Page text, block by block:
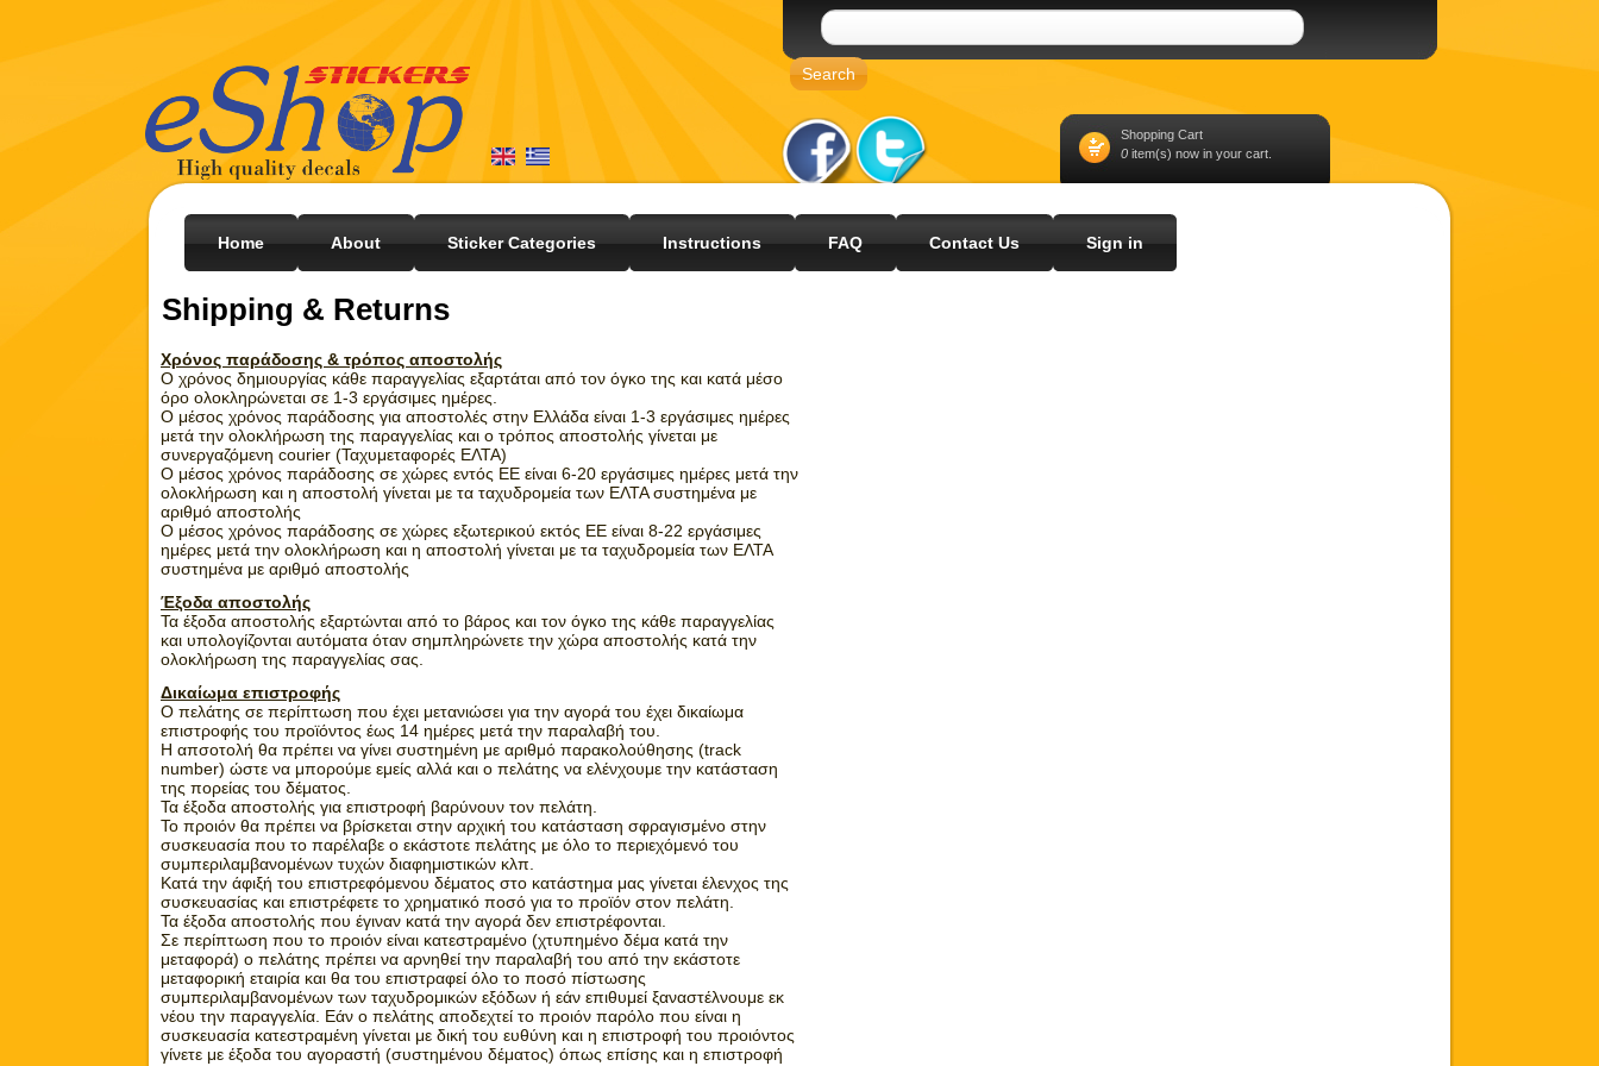
Shopping Cart
0 item(s) now in your cart.
Home About Sticker Categories Instructions FAQ Contact Us Sign in
Shipping & Returns
Χρόνος παράδοσης & τρόπος αποστολής
Ο χρόνος δημιουργίας κάθε παραγγελίας εξαρτάται από τον όγκο της και κατά μέσο
όρο ολοκληρώνεται σε 1-3 εργάσιμες ημέρες.
Ο μέσος χρόνος παράδοσης για αποστολές στην Ελλάδα είναι 1-3 εργάσιμες ημέρες
μετά την ολοκλήρωση της παραγγελίας και ο τρόπος αποστολής γίνεται με
συνεργαζόμενη courier (Ταχυμεταφορές ΕΛΤΑ)
Ο μέσος χρόνος παράδοσης σε χώρες εντός ΕΕ είναι 6-20 εργάσιμες ημέρες μετά την
ολοκλήρωση και η αποστολή γίνεται με τα ταχυδρομεία των ΕΛΤΑ συστημένα με
αριθμό αποστολής
Ο μέσος χρόνος παράδοσης σε χώρες εξωτερικού εκτός ΕΕ είναι 8-22 εργάσιμες
ημέρες μετά την ολοκλήρωση και η αποστολή γίνεται με τα ταχυδρομεία των ΕΛΤΑ
συστημένα με αριθμό αποστολής
Έξοδα αποστολής
Τα έξοδα αποστολής εξαρτώνται από το βάρος και τον όγκο της κάθε παραγγελίας
και υπολογίζονται αυτόματα όταν σημπληρώνετε την χώρα αποστολής κατά την
ολοκλήρωση της παραγγελίας σας.
Δικαίωμα επιστροφής
Ο πελάτης σε περίπτωση που έχει μετανιώσει για την αγορά του έχει δικαίωμα
επιστροφής του προϊόντος έως 14 ημέρες μετά την παραλαβή του.
Η απσοτολή θα πρέπει να γίνει συστημένη με αριθμό παρακολούθησης (track
number) ώστε να μπορούμε εμείς αλλά και ο πελάτης να ελένχουμε την κατάσταση
της πορείας του δέματος.
Τα έξοδα αποστολής για επιστροφή βαρύνουν τον πελάτη.
Το προιόν θα πρέπει να βρίσκεται στην αρχική του κατάσταση σφραγισμένο στην
συσκευασία που το παρέλαβε ο εκάστοτε πελάτης με όλο το περιεχόμενό του
συμπεριλαμβανομένων τυχών διαφημιστικών κλπ.
Κατά την άφιξή του επιστρεφόμενου δέματος στο κατάστημα μας γίνεται έλενχος της
συσκευασίας και επιστρέφετε το χρηματικό ποσό για το προϊόν στον πελάτη.
Τα έξοδα αποστολής που έγιναν κατά την αγορά δεν επιστρέφονται.
Σε περίπτωση που το προιόν είναι κατεστραμένο (χτυπημένο δέμα κατά την
μεταφορά) ο πελάτης πρέπει να αρνηθεί την παραλαβή του από την εκάστοτε
μεταφορική εταιρία και θα του επιστραφεί όλο το ποσό πίστωσης
συμπεριλαμβανομένων των ταχυδρομικών εξόδων ή εάν επιθυμεί ξαναστέλνουμε εκ
νέου την παραγγελία. Εάν ο πελάτης αποδεχτεί το προιόν παρόλο που είναι η
συσκευασία κατεστραμένη γίνεται με δική του ευθύνη και η επιστροφή του προιόντος
γίνετε με έξοδα του αγοραστή (συστημένου δέματος) όπως επίσης και η επιστροφή